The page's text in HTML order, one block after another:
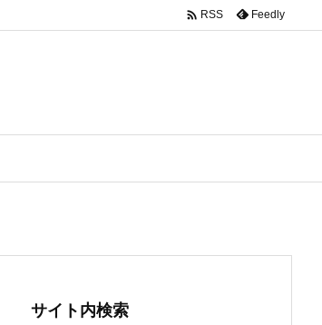
 RSS Feedly
サイト内検索